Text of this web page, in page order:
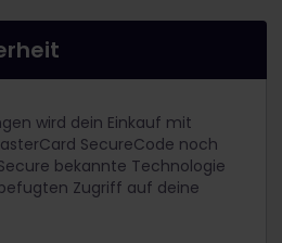
wird dein Einkauf mit
SecureCode noch
bekannte Technologie
Zugriff auf deine